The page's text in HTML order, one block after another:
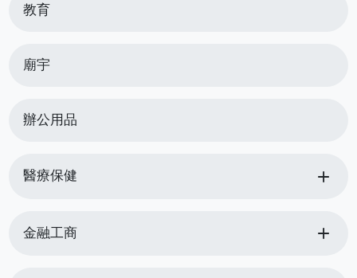
教育
廟宇
辦公用品
醫療保健 add
金融工商 add